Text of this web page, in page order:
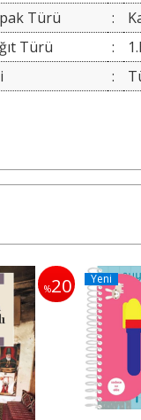
Türü
:
Türü
:
:
%20 Yeni